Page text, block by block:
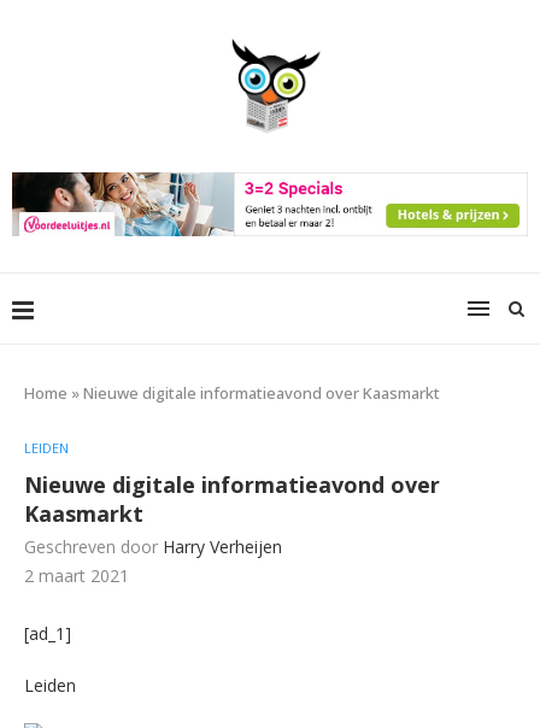
Home »Nieuwe digitale informatieavond over Kaasmarkt
LEIDEN
Nieuwe digitale informatieavond over
Kaasmarkt
Geschreven door Harry Verheijen
2 maart 2021
[ad_1]
Leiden